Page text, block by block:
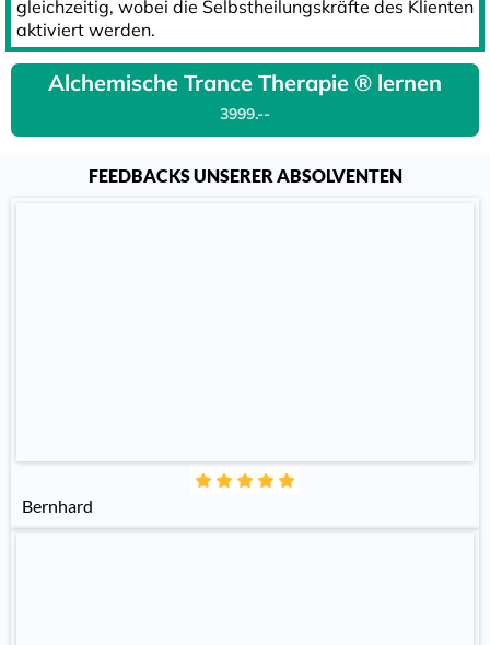
gleichzeitig, wobei die Selbstheilungskräfte des Klienten
aktiviert werden.
Alchemische Trance Therapie ® lernen
3999.--
FEEDBACKS UNSERER ABSOLVENTEN
Bernhard